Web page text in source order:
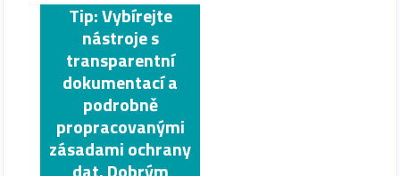
Tip: Vybírejte
nástroje s
transparentní
dokumentací a
podrobně
propracovanými
zásadami ochrany